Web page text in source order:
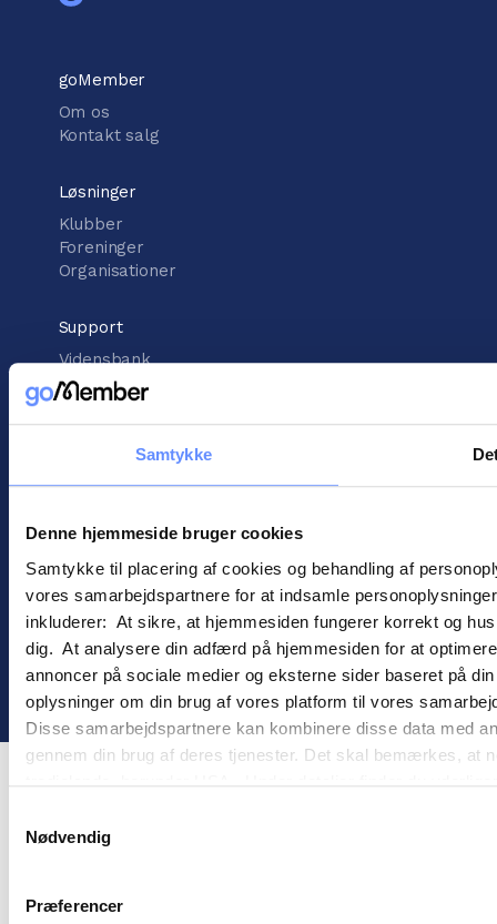
Samtykke
Denne hjemmeside bruger cookies
Samtykke til placering af cookies og behandling af
vores samarbejdspartnere for at indsamle
inkluderer: At sikre, at hjemmesiden fungerer korrekt og
dig. At analysere din adfærd på hjemmesiden for at
annoncer på sociale medier og eksterne sider baseret på
oplysninger om din brug af vores platform til vores
Disse samarbejdspartnere kan kombinere disse data med
gennem din brug af deres tjenester. Det skal bemærkes, at
cookie opbevares. Du bestemmer selv, hvilke formål vores
behandling af personoplysninger i
Nødvendig
Præferencer
goMember
Om os
Kontakt salg
Løsninger
Klubber
Foreninger
Organisationer
Support
Vidensbank
Support center
Kontakt support
Information
Persondatapolitik
©2026goMember